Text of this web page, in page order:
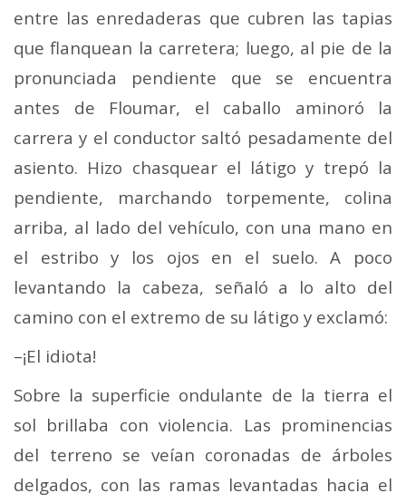
entre las enredaderas que cubren las tapias
que flanquean la carretera; luego, al pie de la
pronunciada pendiente que se encuentra
antes de Floumar, el caballo aminoró la
carrera y el conductor saltó pesadamente del
asiento. Hizo chasquear el látigo y trepó la
pendiente, marchando torpemente, colina
arriba, al lado del vehículo, con una mano en
el estribo y los ojos en el suelo. A poco
levantando la cabeza, señaló a lo alto del
camino con el extremo de su látigo y exclamó:
–¡El idiota!
Sobre la superficie ondulante de la tierra el
sol brillaba con violencia. Las prominencias
del terreno se veían coro­nadas de árboles
delgados, con las ramas levantadas hacia el